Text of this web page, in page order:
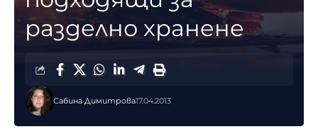
разделно хранене
Сабина Димитрова17.04.2013